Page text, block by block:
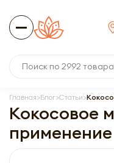
Главная Блог Статьи
Кокосовое
применение